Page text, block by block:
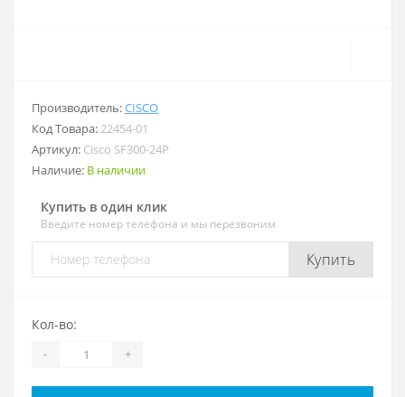
Производитель:CISCO
Код Товара:22454-01
Артикул: Cisco SF300-24P
Наличие: В наличии
Купить в один клик
Введите номер телефона и мы перезвоним
Купить
Кол-во:
- +